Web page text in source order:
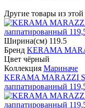
Другие товары из
Ширина(см) 119.5
Бренд KERAMA
Цвет чёрный
Коллекция Мариначе
KERAMA MARAZZI
лаппатированный